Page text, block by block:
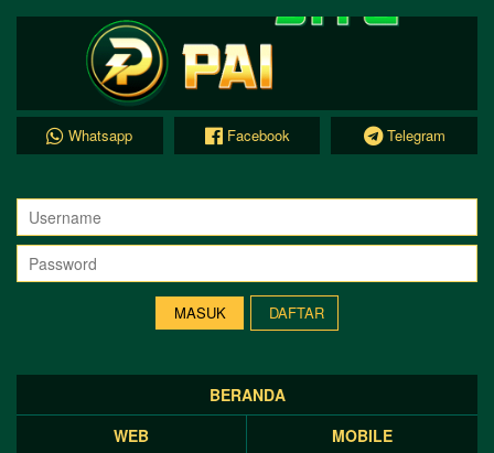
Whatsapp Facebook Telegram
DAFTAR
BERANDA
WEB
MOBILE